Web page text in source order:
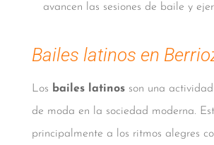
avancen las sesiones de baile y
Bailes latinos en
Los bailes latinosson una
de moda en la sociedad moderna.
principalmente a los ritmos alegres